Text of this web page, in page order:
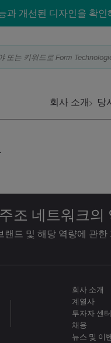
개선된 디자인을 확
또는 키워드로 Form
회사 소개 당
조 네트워크
랜드 및 해당 역량에 관
회사 소개
계열사
투자자 센터
채용
뉴스 및 이